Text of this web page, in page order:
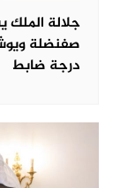
جلالة الملك
صفنضلة
درجة ضابط